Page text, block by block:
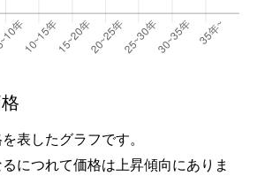
表したグラフです。
につれて価格は上昇傾向にありま